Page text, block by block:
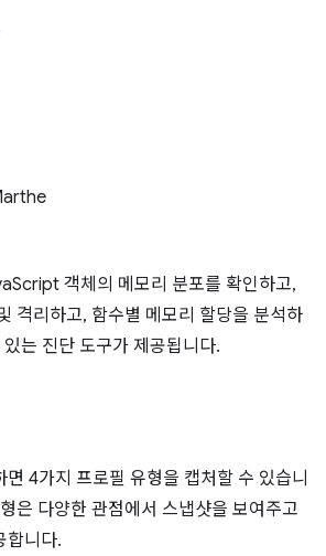
객체의 메모리 분포를 확인하고,
격리하고, 함수별 메모리 할당을 분석하
는 진단 도구가 제공됩니다.
면 4가지 프로필 유형을 캡처할 수 있습니
은 다양한 관점에서 스냅샷을 보여주고
합니다.